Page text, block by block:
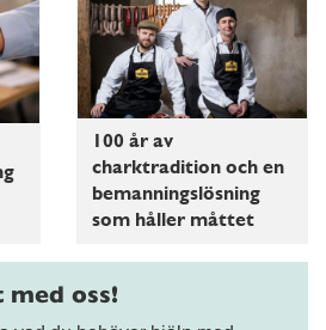
100 år av
charktradition och en
bemanningslösning
som håller måttet
oss!